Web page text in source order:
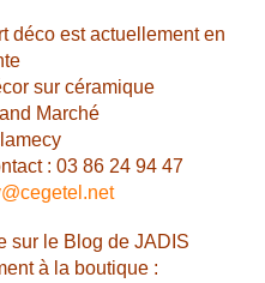
déco est actuellement en
sur céramique
Marché
: 03 86 24 94 47
sur le Blog de JADIS
à la boutique :